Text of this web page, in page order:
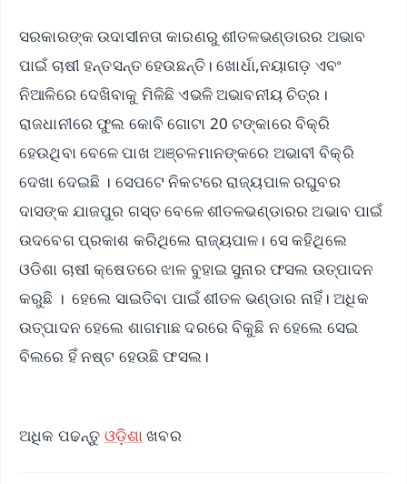
ସରକାରଙ୍କ ଉଦାସୀନତା କାରଣରୁ ଶୀତଳଭଣ୍ଡାରର ଅଭାବ
ପାଇଁ ଚାଷୀ ହନ୍ତସନ୍ତ ହେଉଛନ୍ତି। ଖୋର୍ଧା,ନୟାଗଡ଼ ଏବଂ
ନିଆଳିରେ ଦେଖିବାକୁ ମିଳିଛି ଏଭଳି ଅଭାବନୀୟ ଚିତ୍ର।
ରାଜଧାନୀରେ ଫୁଲ କୋବି ଗୋଟା 20 ଟଙ୍କାରେ ବିକ୍ରି
ହେଉଥିବା ବେଳେ ପାଖ ଅଞ୍ଚଳମାନଙ୍କରେ ଅଭାବୀ ବିକ୍ରି
ଦେଖା ଦେଇଛି । ସେପଟେ ନିକଟରେ ରାଜ୍ୟପାଳ ରଘୁବର
ଦାସଙ୍କ ଯାଜପୁର ଗସ୍ତ ବେଳେ ଶୀତଳଭଣ୍ଡାରର ଅଭାବ ପାଇଁ
ଉଦବେଗ ପ୍ରକାଶ କରିଥିଲେ ରାଜ୍ୟପାଳ। ସେ କହିଥିଲେ
ଓଡିଶା ଚାଷୀ କ୍ଷେତରେ ଝାଳ ବୁହାଇ ସୁନାର ଫସଲ ଉତ୍ପାଦନ
କରୁଛି । ହେଲେ ସାଇତିବା ପାଇଁ ଶୀତଳ ଭଣ୍ଡାର ନାହିଁ। ଅଧିକ
ଉତ୍ପାଦନ ହେଲେ ଶାଗମାଛ ଦରରେ ବିକୁଛି ନ ହେଲେ ସେଇ
ବିଲରେ ହିଁ ନଷ୍ଟ ହେଉଛି ଫସଲ।
ଅଧିକ ପଢନ୍ତୁ ଓଡ଼ିଶା ଖବର